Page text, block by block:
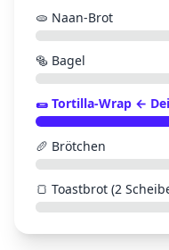
🫓 Naan-Brot
🥯 Bagel
🌯 Tortilla-Wrap ←
🥖 Brötchen
🍞 Toastbrot (2